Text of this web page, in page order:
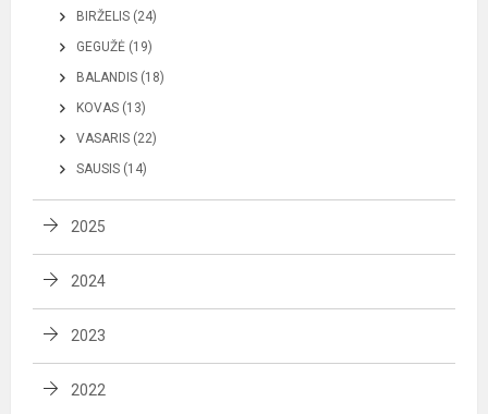
BIRŽELIS (24)
GEGUŽĖ (19)
BALANDIS (18)
KOVAS (13)
VASARIS (22)
SAUSIS (14)
2025
2024
2023
2022